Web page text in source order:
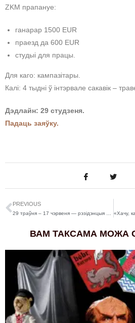
ZKM прапануе:
ганарар 1500 EUR
праезд да 600 EUR
студыі для працы.
Для каго: кампазітары.
Калі: 4 тыдні ў інтэрвале сакавік –
Дэдлайн: 29 студзеня.
Падаць заяўку.
PREVIOUS
ВАМ ТАКСАМА МОЖА